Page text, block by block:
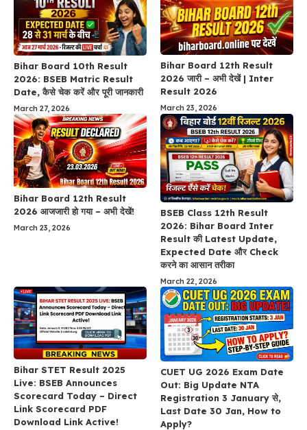
Bihar Board 10th Result
2026: BSEB Matric Result
Date, कैसे चेक करें और पूरी जानकारी
March 27, 2026
Bihar Board 12th Result
2026 जारी – अभी देखें | Inter
Result 2026
March 23, 2026
Bihar Board 12th Result
2026 आजजारी हो गया – अभी देखें!
March 23, 2026
BSEB Class 12th Result
2026: Bihar Board Inter
Result की Latest Update,
Expected Date और Check
करने का आसान तरीका
March 22, 2026
Bihar STET Result 2025
Live: BSEB Announces
Scorecard Today – Direct
Link Scorecard PDF
Download Link Active!
CUET UG 2026 Exam Date
Out: Big Update NTA
Registration 3 January से,
Last Date 30 Jan, How to
Apply?